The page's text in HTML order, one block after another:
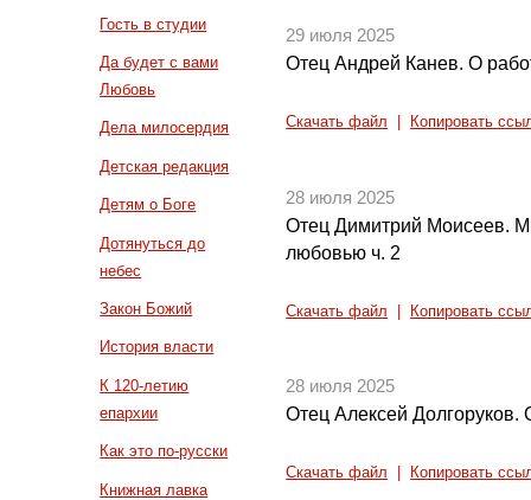
Гость в студии
Да будет с вами
Любовь
Дела милосердия
Детская редакция
Детям о Боге
Дотянуться до
небес
Закон Божий
История власти
К 120-летию
епархии
Как это по-русски
Книжная лавка
29 июля 2025
Отец Андрей Канев. О
Скачать файл Копировать
28 июля 2025
Отец Димитрий Моисеев.
любовью ч. 2
Скачать файл Копировать
28 июля 2025
Отец Алексей Долгоруков.
Скачать файл Копировать